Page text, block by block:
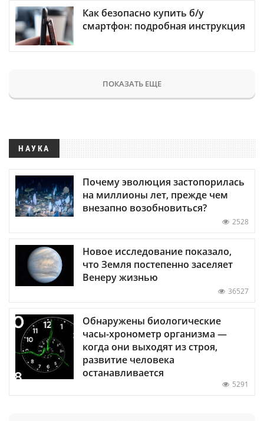
Как безопасно купить б/у
смартфон: подробная инструкция
ПОКАЗАТЬ ЕЩЕ
НАУКА
Почему эволюция застопорилась
на миллионы лет, прежде чем
внезапно возобновиться?
2528
Новое исследование показало,
что Земля постепенно заселяет
Венеру жизнью
36527
Обнаружены биологические
часы-хронометр организма —
когда они выходят из строя,
развитие человека
останавливается
5291